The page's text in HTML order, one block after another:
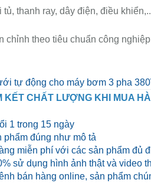
thanh ray, dây điện, điều
chỉnh theo tiêu chuẩn công
tự động cho máy bơm 3 pha
KẾT CHẤT LƯỢNG KHI MUA
1 trong 15 ngày
phẩm đúng như mô tả
miễn phí với các sản phẩm đủ
sử dụng hình ảnh thật và video
bán hàng online, sản phẩm